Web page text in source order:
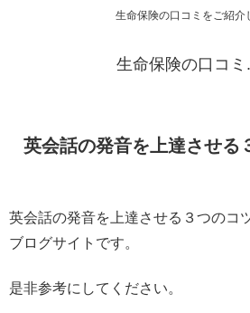
生命保険の口コミをご紹介
生命保険の口コミ
英会話の発音を上達させる
英会話の発音を上達させる３つのコ
ブログサイトです。
是非参考にしてください。